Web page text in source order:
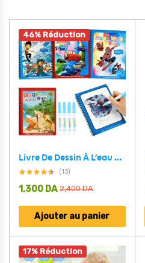
46% Réduction
Livre De Dessin À L’eau Magique, Jouet de Coloriage Réutilisable Pour enfants – كتاب رسم الماء السحري، كتاب تلوين قابل لإعادة الاستخدام للأطفال
(13)
2,400DA
1,300 DA
Ajouter au panier
17% Réduction